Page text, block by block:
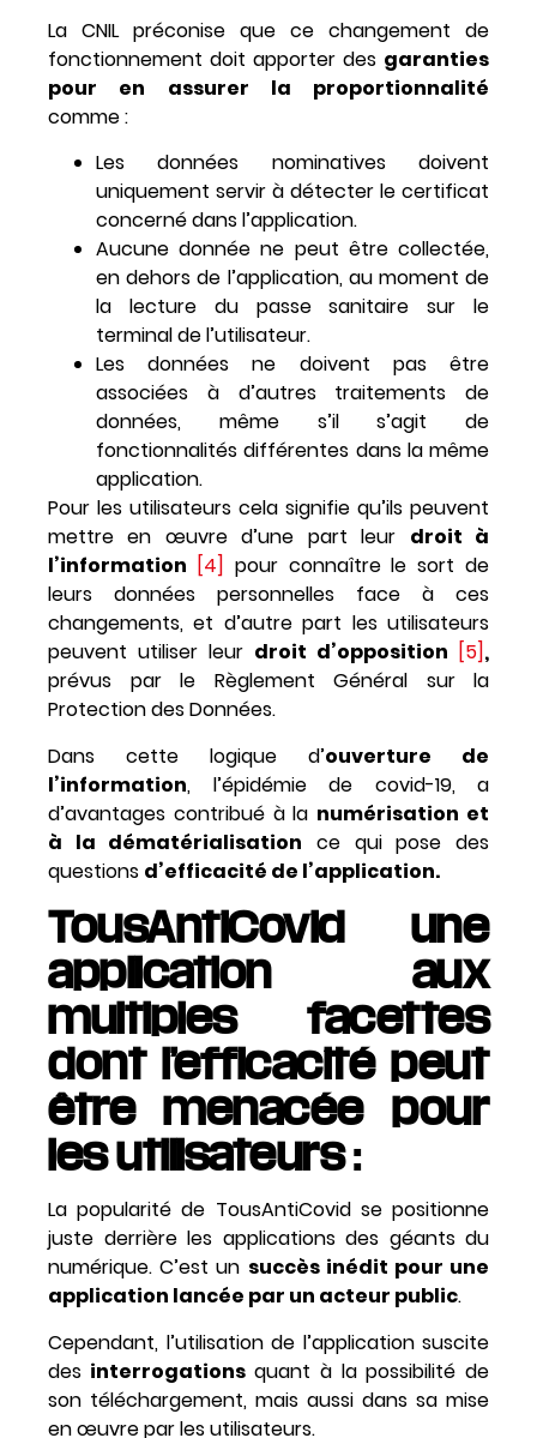
La CNIL préconise que ce changement de
fonctionnement doit apporter des garanties
pour en assurer la proportionnalité
comme :
Les données nominatives doivent
uniquement servir à détecter le certificat
concerné dans l’application.
Aucune donnée ne peut être collectée,
en dehors de l’application, au moment de
la lecture du passe sanitaire sur le
terminal de l’utilisateur.
Les données ne doivent pas être
associées à d’autres traitements de
données, même s’il s’agit de
fonctionnalités différentes dans la même
application.
Pour les utilisateurs cela signifie qu’ils peuvent
mettre en œuvre d’une part leur droit à
l’information [4] pour connaître le sort de
leurs données personnelles face à ces
changements, et d’autre part les utilisateurs
peuvent utiliser leur droit d’opposition [5],
prévus par le Règlement Général sur la
Protection des Données.
Dans cette logique d’ouverture de
l’information, l’épidémie de covid-19, a
d’avantages contribué à la numérisation et
à la dématérialisation ce qui pose des
questions d’efficacité de l’application.
TousAntiCovid une
application aux
multiples facettes
dont l’efficacité peut
être menacée pour
les utilisateurs :
La popularité de TousAntiCovid se positionne
juste derrière les applications des géants du
numérique. C’est un succès inédit pour une
application lancée par un acteur public.
Cependant, l’utilisation de l’application suscite
des interrogationsquant à lapossibilité de
son téléchargement, mais aussi dans sa mise
en œuvre par les utilisateurs.